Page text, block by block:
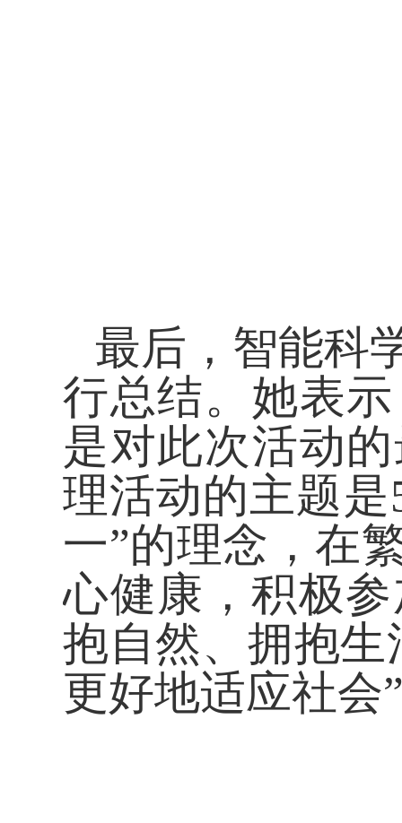
最后，智能科
行总结。她表
是对此次活动
理活动的主题是
一”的理念，在
心健康，积极
抱自然、拥抱
更好地适应社会